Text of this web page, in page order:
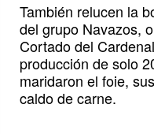
También relucen la
del grupo Navazos,
Cortado del
producción de solo
maridaron el foie,
caldo de carne.